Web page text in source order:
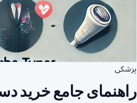
پزشکی
راهنمای جامع خرید